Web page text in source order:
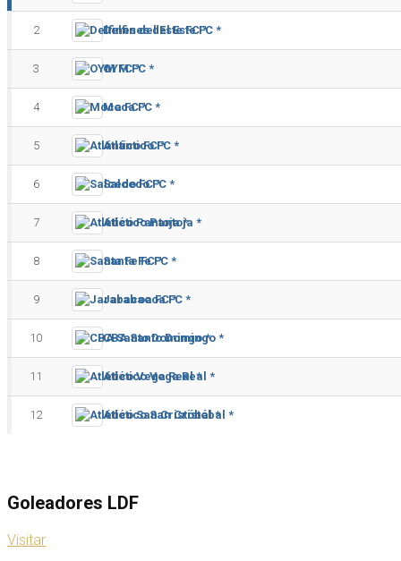
2 Delfines del Este FC *
3 OYM FC *
4 Moca FC *
5 Atlántico FC *
6 Salcedo FC *
7 Atlético Pantoja *
8 Santa Fe FC *
9 Jarabacoa FC *
10 CBA Santo Domingo *
11 Atlético Vega Real *
12 Atlético San Cristóbal *
Goleadores LDF
Visitar